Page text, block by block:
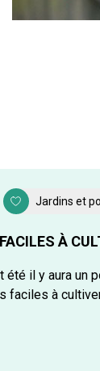
Jardins et
À
été il y aura un
faciles à